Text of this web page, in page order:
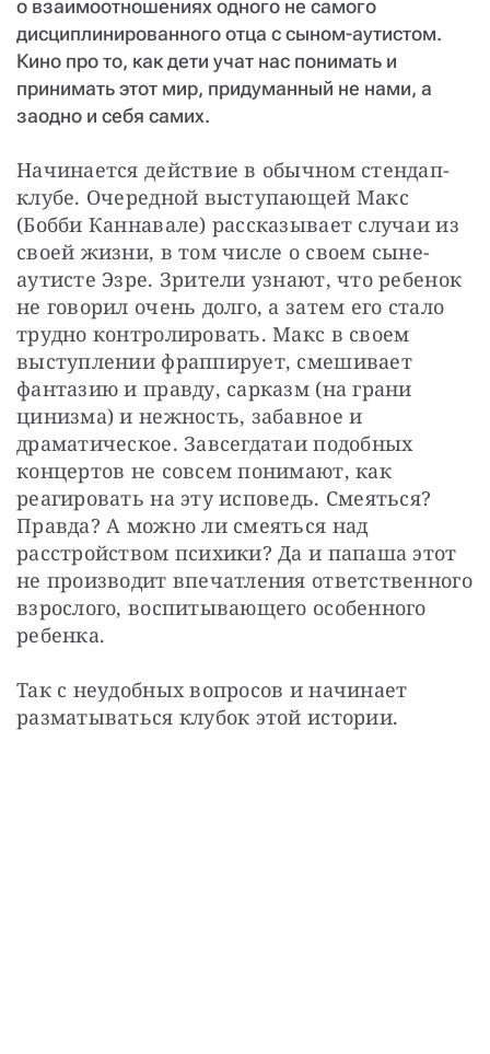
о взаимоотношениях одного не самого
дисциплинированного отца с сыном-аутистом.
Кино про то, как дети учат нас понимать и
принимать этот мир, придуманный не нами, а
заодно и себя самих.
Начинается действие в обычном стендап-
клубе. Очередной выступающей Макс
(Бобби Каннавале) рассказывает случаи из
своей жизни, в том числе о своем сыне-
аутисте Эзре. Зрители узнают, что ребенок
не говорил очень долго, а затем его стало
трудно контролировать. Макс в своем
выступлении фраппирует, смешивает
фантазию и правду, сарказм (на грани
цинизма) и нежность, забавное и
драматическое. Завсегдатаи подобных
концертов не совсем понимают, как
реагировать на эту исповедь. Смеяться?
Правда? А можно ли смеяться над
расстройством психики? Да и папаша этот
не производит впечатления ответственного
взрослого, воспитывающего особенного
ребенка.
Так с неудобных вопросов и начинает
разматываться клубок этой истории.